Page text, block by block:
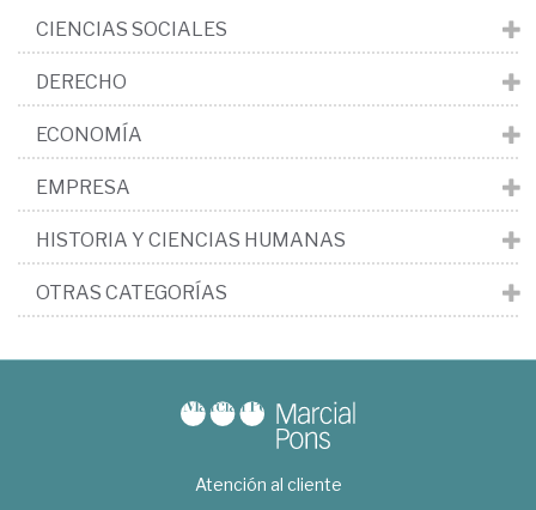
CIENCIAS SOCIALES
DERECHO
ECONOMÍA
EMPRESA
HISTORIA Y CIENCIAS HUMANAS
OTRAS CATEGORÍAS
Atención al cliente